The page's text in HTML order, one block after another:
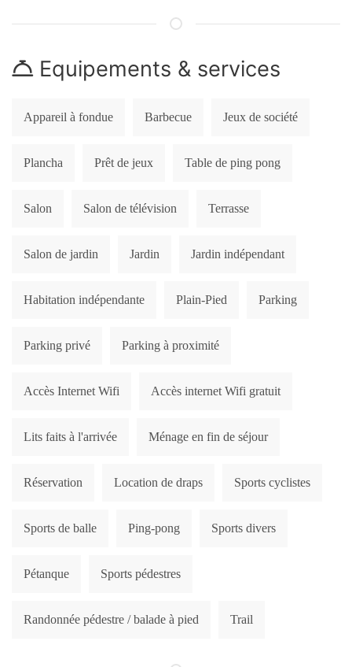
Equipements & services
Appareil à fondue Barbecue Jeux de société
Plancha Prêt de jeux Table de ping pong
Salon Salon de télévision Terrasse
Salon de jardin Jardin Jardin indépendant
Habitation indépendante Plain-Pied Parking
Parking privé Parking à proximité
Accès Internet Wifi Accès internet Wifi gratuit
Lits faits à l'arrivée Ménage en fin de séjour
Réservation Location de draps Sports cyclistes
Sports de balle Ping-pong Sports divers
Pétanque Sports pédestres
Randonnée pédestre / balade à pied Trail